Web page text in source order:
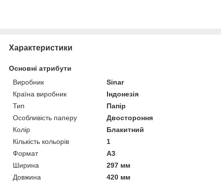
Характеристики
Основні атрибути
Виробник
Sinar
Країна виробник
Індонезія
Тип
Папір
Особливість паперу
Двостороння
Колір
Блакитний
Кількість кольорів
1
Формат
A3
Ширина
297 мм
Довжина
420 мм